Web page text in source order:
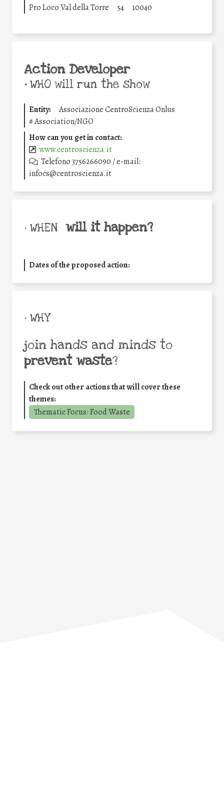
Pro Loco Val della Torre
54 10040
Action Developer
•WHO will run the show
Entity:
Associazione CentroScienza Onlus
#Association/NGO
How can you get in contact:
www.centroscienza.it
Telefono 3756266090 / e-mail:
infocs@centroscienza.it
• WHEN will it happen?
Dates of the proposed action:
• WHY
join hands and minds to
prevent waste?
Check out other actions that will cover these
themes:
Thematic Focus: Food Waste